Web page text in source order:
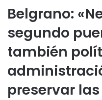
Belgrano:
segundo
también
preservar